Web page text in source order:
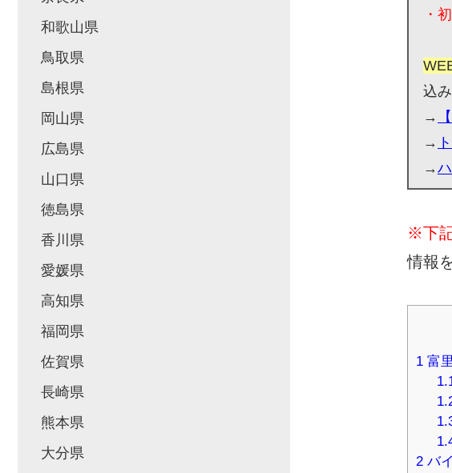
・
込
→
→
→
※下
情報
1 富
2 バ
和歌山県
鳥取県
島根県
岡山県
広島県
山口県
徳島県
香川県
愛媛県
高知県
福岡県
佐賀県
長崎県
熊本県
大分県